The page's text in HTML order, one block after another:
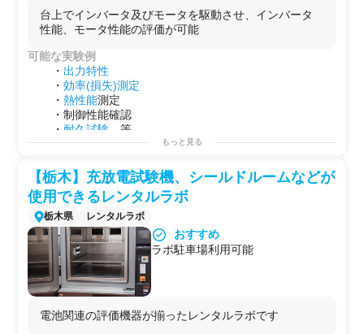
＜主性能（ダイナモ）＞
・ダイナモ：回転数±16000rpm, ト
ルク±600Nm, 出力±
2系統(インバータ及びモータ独立温
<その他>
構成設備・計測器
計測器(パワーメータ、電流、電圧
付帯
事前準備
この設備は使用前に下記の準備が必
・評価対象以外のモータ、インバー
台上でインバータ及びモータを駆動させ、インバータ
性能、モータ性能の評価が可能
可能な実験例
・出力特性
・効率(損失)測定
・熱性能測定
・制御性能確認
・耐久試験 等
用途例
・研究プロジェクトを始める前の予備実験 などに！
・自社で行えないサイドプロジェクト
を行う場としての
使用
・インバータ、モータ及びシステム(モータ+インバータ)
での各種機能、性能評価機能、性能評価
もっと見る
【栃木】充放電試験機、シールドルームなどが
使用できるレンタルラボ
栃木県 レンタルラボ
おすすめ
ラボ駐車場利用可能
電池関連の評価機器が揃ったレンタルラボです